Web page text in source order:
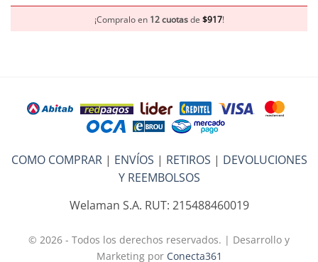
era: es:
$9.900.
¡Compralo en 12 cuotasde $917!
COMO COMPRAR| ENVÍOS | RETIROS | DEVOLUCIONES
Y REEMBOLSOS
Welaman S.A. RUT: 215488460019
© 2026 - Todos los derechos reservados. | Desarrollo y
Marketing por Conecta361